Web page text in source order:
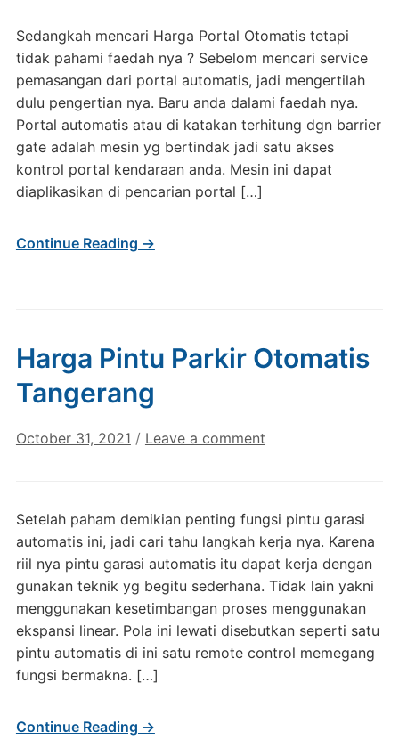
Sedangkah mencari Harga Portal Otomatis tetapi
tidak pahami faedah nya ? Sebelom mencari service
pemasangan dari portal automatis, jadi mengertilah
dulu pengertian nya. Baru anda dalami faedah nya.
Portal automatis atau di katakan terhitung dgn barrier
gate adalah mesin yg bertindak jadi satu akses
kontrol portal kendaraan anda. Mesin ini dapat
diaplikasikan di pencarian portal […]
Continue Reading →
Harga Pintu Parkir Otomatis
Tangerang
October 31, 2021 / Leave a comment
Setelah paham demikian penting fungsi pintu garasi
automatis ini, jadi cari tahu langkah kerja nya. Karena
riil nya pintu garasi automatis itu dapat kerja dengan
gunakan teknik yg begitu sederhana. Tidak lain yakni
menggunakan kesetimbangan proses menggunakan
ekspansi linear. Pola ini lewati disebutkan seperti satu
pintu automatis di ini satu remote control memegang
fungsi bermakna. […]
Continue Reading →